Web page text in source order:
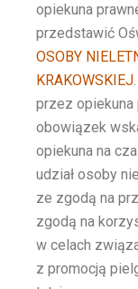
opiekuna
przedstawić
OSOBY
KRAKOWSKIEJ
przez opiekuna
obowiązek
opiekuna na
udział osoby
ze zgodą na
zgodą na
w celach
z promocją